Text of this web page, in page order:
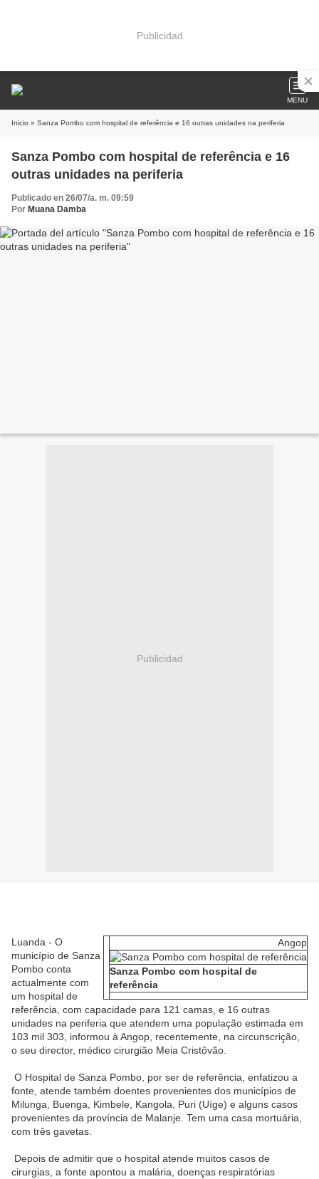
Publicidad
MENU
Inicio » Sanza Pombo com hospital de referência e 16 outras unidades na periferia
Sanza Pombo com hospital de referência e 16
outras unidades na periferia
Publicado en 26/07/a. m. 09:59
Por Muana Damba
Publicidad
Angop
Sanza Pombo com hospital de
referência
Luanda - O
município de Sanza
Pombo conta
actualmente com
um hospital de
referência, com capacidade para 121 camas, e 16 outras
unidades na periferia que atendem uma população estimada em
103 mil 303, informou à Angop, recentemente, na circunscrição,
o seu director, médico cirurgião Meia Cristôvão.
O Hospital de Sanza Pombo, por ser de referência, enfatizou a
fonte, atende também doentes provenientes dos municípios de
Milunga, Buenga, Kimbele, Kangola, Puri (Uíge) e alguns casos
provenientes da província de Malanje. Tem uma casa mortuária,
com três gavetas.
Depois de admitir que o hospital atende muitos casos de
cirurgias, a fonte apontou a malária, doenças respiratórias